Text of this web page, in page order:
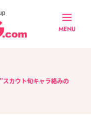
MENU
スカウト旬キャラ絡みの